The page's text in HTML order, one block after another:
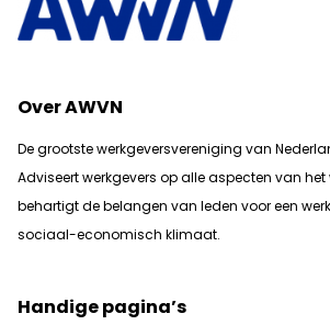
Over AWVN
De grootste werkgeversvereniging van
Adviseert werkgevers op alle aspecten van het
behartigt de belangen van leden voor een
sociaal-economisch klimaat.
Handige pagina’s